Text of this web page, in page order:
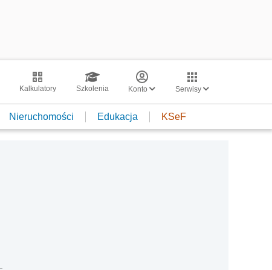
Kalkulatory Szkolenia Konto Serwisy
Nieruchomości Edukacja KSeF